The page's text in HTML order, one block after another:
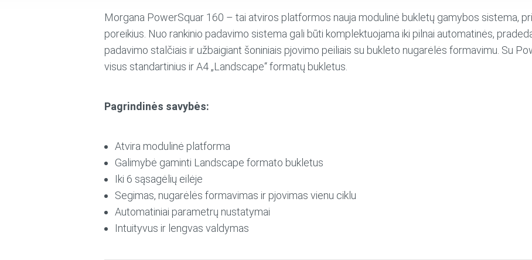
Morgana PowerSquar 160 – tai atviros platformos nauja modulinė bukletų gamybos sistema,
poreikius. Nuo rankinio padavimo sistema gali būti komplektuojama iki pilnai automatinės,
padavimo stalčiais ir užbaigiant šoniniais pjovimo peiliais su bukleto nugarėlės formavimu. Su
visus standartinius ir A4 „Landscape“ formatų bukletus.
Pagrindinės savybės:
Atvira modulinė platforma
Galimybė gaminti Landscape formato bukletus
Iki 6 sąsagėlių eilėje
Segimas, nugarėlės formavimas ir pjovimas vienu ciklu
Automatiniai parametrų nustatymai
Intuityvus ir lengvas valdymas